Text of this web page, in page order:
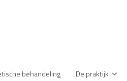
behandeling
De praktijk